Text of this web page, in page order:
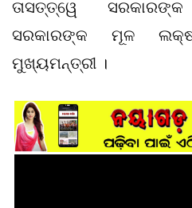
ତାସତ୍ତ୍ୱେ
ସରକାରଙ୍କ ମୂଳ
ମୁଖ୍ୟମନ୍ତ୍ରୀ ।